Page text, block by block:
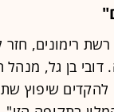
רימונים, חזר
בעלי המלון שהוקם לפני 40 שנה. דובי
שיפוץ